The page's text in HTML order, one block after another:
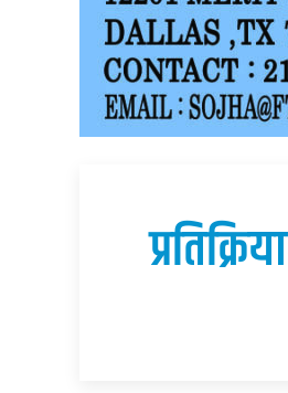
प्रतिक्रिया